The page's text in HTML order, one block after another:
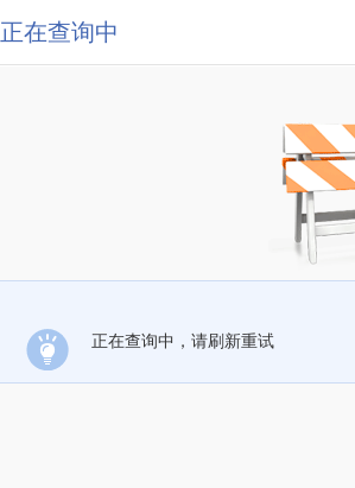
正在查询中
正在查询中，请刷新重试